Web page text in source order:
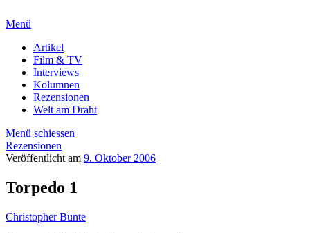
Menü
Artikel
Film & TV
Interviews
Kolumnen
Rezensionen
Welt am Draht
Menü schiessen
Rezensionen
Veröffentlicht am 9. Oktober 2006
Torpedo 1
Christopher Bünte